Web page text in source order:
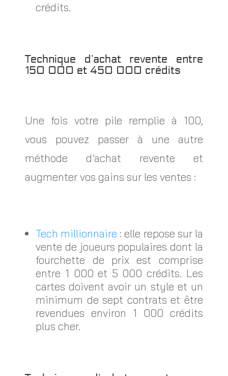
crédits.
Technique d’achat revente entre
150 000 et 450 000 crédits
Une fois votre pile remplie à 100,
vous pouvez passer à une autre
méthode d’achat revente et
augmenter vos gains sur les ventes :
Tech millionnaire : elle repose sur la
vente de joueurs populaires dont la
fourchette de prix est comprise
entre 1 000 et 5 000 crédits. Les
cartes doivent avoir un style et un
minimum de sept contrats et être
revendues environ 1 000 crédits
plus cher.